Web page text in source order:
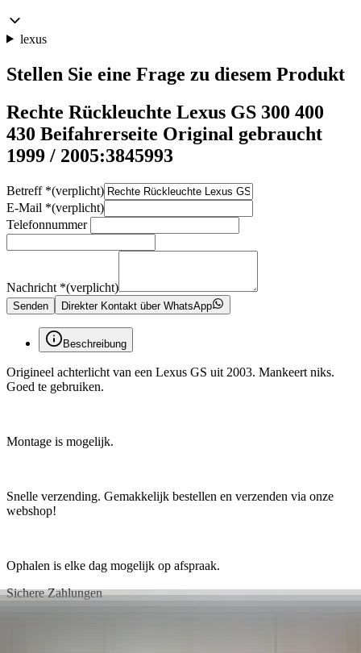
lexus
Stellen Sie eine Frage zu diesem Produkt
Rechte Rückleuchte Lexus GS 300 400
430 Beifahrerseite Original gebraucht
1999 / 2005:3845993
Betreff *(verplicht)
E-Mail *(verplicht)
Telefonnummer
Nachricht *(verplicht)
Senden Direkter Kontakt über WhatsApp
Beschreibung
Origineel achterlicht van een Lexus GS uit 2003. Mankeert niks.
Goed te gebruiken.
Montage is mogelijk.
Snelle verzending. Gemakkelijk bestellen en verzenden via onze
webshop!
Ophalen is elke dag mogelijk op afspraak.
Sichere Zahlungen